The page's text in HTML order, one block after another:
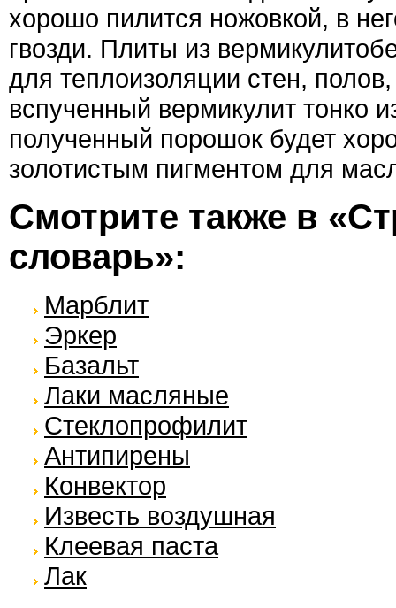
хорошо пилится ножовкой, в
гвозди. Плиты из
для теплоизоляции стен,
вспученный вермикулит тонко
полученный порошок будет
золотистым пигментом для
Смотрите также в
словарь»:
Марблит
Эркер
Базальт
Лаки масляные
Стеклопрофилит
Антипирены
Конвектор
Известь воздушная
Клеевая паста
Лак